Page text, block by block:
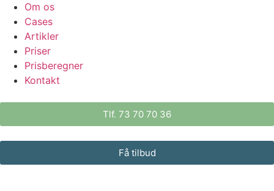
Om os
Cases
Artikler
Priser
Prisberegner
Kontakt
Tlf. 73 70 70 36
Få tilbud